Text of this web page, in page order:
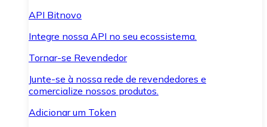
API Bitnovo
Integre nossa API no seu ecossistema.
Tornar-se Revendedor
Junte-se à nossa rede de revendedores e
comercialize nossos produtos.
Adicionar um Token